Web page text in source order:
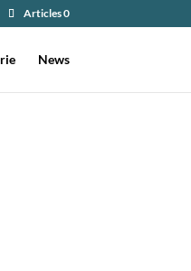
Articles 0
News